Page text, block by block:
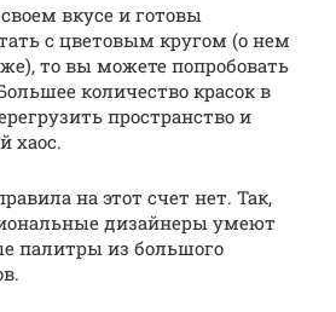
вкусе и готовы
с цветовым кругом (о нем
то вы можете попробовать
количество красок в
пространство и
хаос.
на этот счет нет. Так,
дизайнеры умеют
палитры из большого